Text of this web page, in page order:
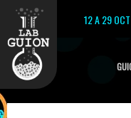
12 A 29